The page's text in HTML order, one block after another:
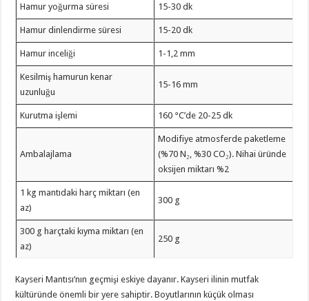
Hamur yoğurma süresi 15-30 dk
Hamur dinlendirme süresi 15-20 dk
Hamur inceliği 1-1,2 mm
Kesilmiş hamurun kenar
uzunluğu
15-16 mm
Kurutma işlemi 160 °C’de 20-25 dk
Ambalajlama
Modifiye atmosferde paketleme
(%70 N₂, %30 CO₂). Nihai üründe
oksijen miktarı %2
1 kg mantıdaki harç miktarı (en
az)
300 g
300 g harçtaki kıyma miktarı (en
az)
250 g
Kayseri Mantısı’nın geçmişi eskiye dayanır. Kayseri ilinin mutfak
kültüründe önemli bir yere sahiptir. Boyutlarının küçük olması